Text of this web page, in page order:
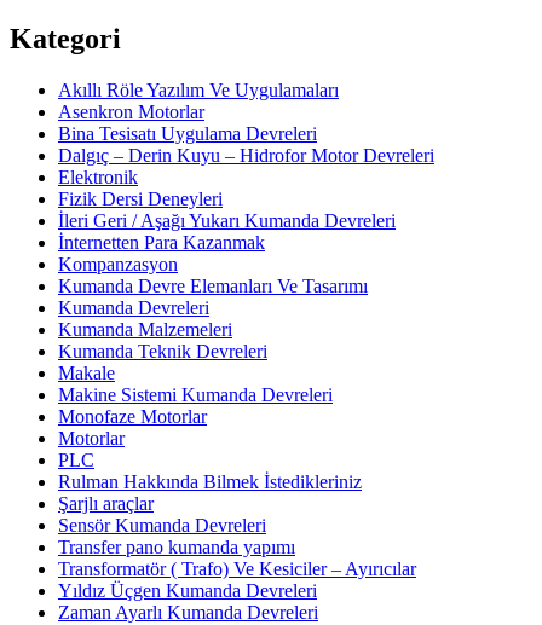
Kategori
Akıllı Röle Yazılım Ve Uygulamaları
Asenkron Motorlar
Bina Tesisatı Uygulama Devreleri
Dalgıç – Derin Kuyu – Hidrofor Motor Devreleri
Elektronik
Fizik Dersi Deneyleri
İleri Geri / Aşağı Yukarı Kumanda Devreleri
İnternetten Para Kazanmak
Kompanzasyon
Kumanda Devre Elemanları Ve Tasarımı
Kumanda Devreleri
Kumanda Malzemeleri
Kumanda Teknik Devreleri
Makale
Makine Sistemi Kumanda Devreleri
Monofaze Motorlar
Motorlar
PLC
Rulman Hakkında Bilmek İstedikleriniz
Şarjlı araçlar
Sensör Kumanda Devreleri
Transfer pano kumanda yapımı
Transformatör ( Trafo) Ve Kesiciler – Ayırıcılar
Yıldız Üçgen Kumanda Devreleri
Zaman Ayarlı Kumanda Devreleri